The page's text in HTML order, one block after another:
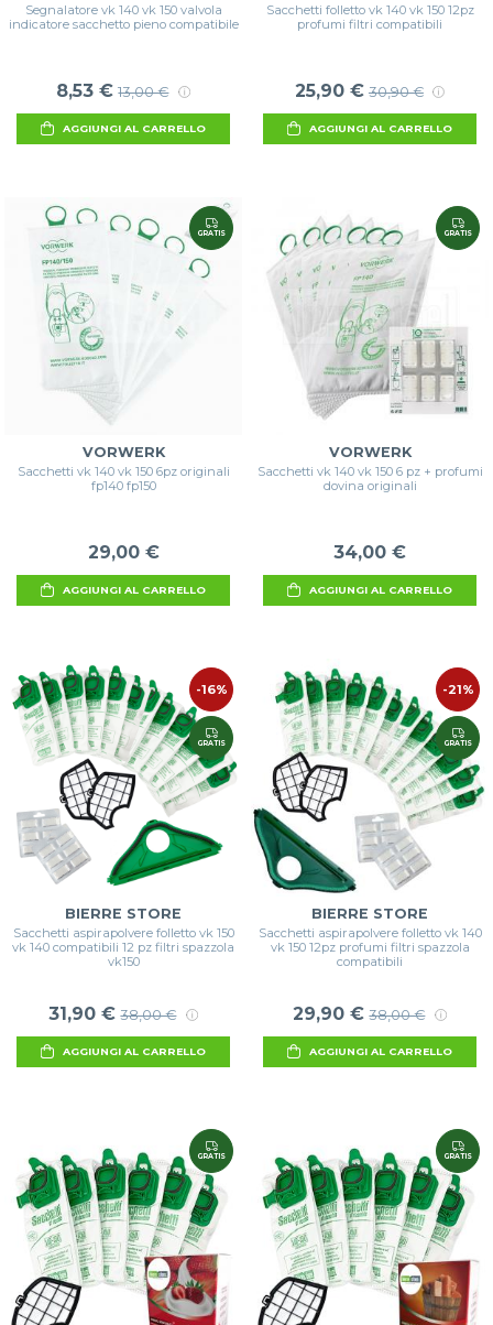
Segnalatore vk 140 vk 150 valvola
indicatore sacchetto pieno compatibile
8,53 € 13,00 €
AGGIUNGI AL CARRELLO
Sacchetti folletto vk 140 vk 150 12pz
profumi filtri compatibili
25,90 € 30,90 €
AGGIUNGI AL CARRELLO
GRATIS
VORWERK
Sacchetti vk 140 vk 150 6pz originali
fp140 fp150
29,00 €
AGGIUNGI AL CARRELLO
GRATIS
VORWERK
Sacchetti vk 140 vk 150 6 pz + profumi
dovina originali
34,00 €
AGGIUNGI AL CARRELLO
-16%
GRATIS
BIERRE STORE
Sacchetti aspirapolvere folletto vk 150
vk 140 compatibili 12 pz filtri spazzola
vk150
31,90 € 38,00 €
AGGIUNGI AL CARRELLO
-21%
GRATIS
BIERRE STORE
Sacchetti aspirapolvere folletto vk 140
vk 150 12pz profumi filtri spazzola
compatibili
29,90 € 38,00 €
AGGIUNGI AL CARRELLO
GRATIS GRATIS